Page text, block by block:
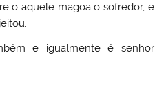
o aquele magoa o sofredor, e
e igualmente é senhor